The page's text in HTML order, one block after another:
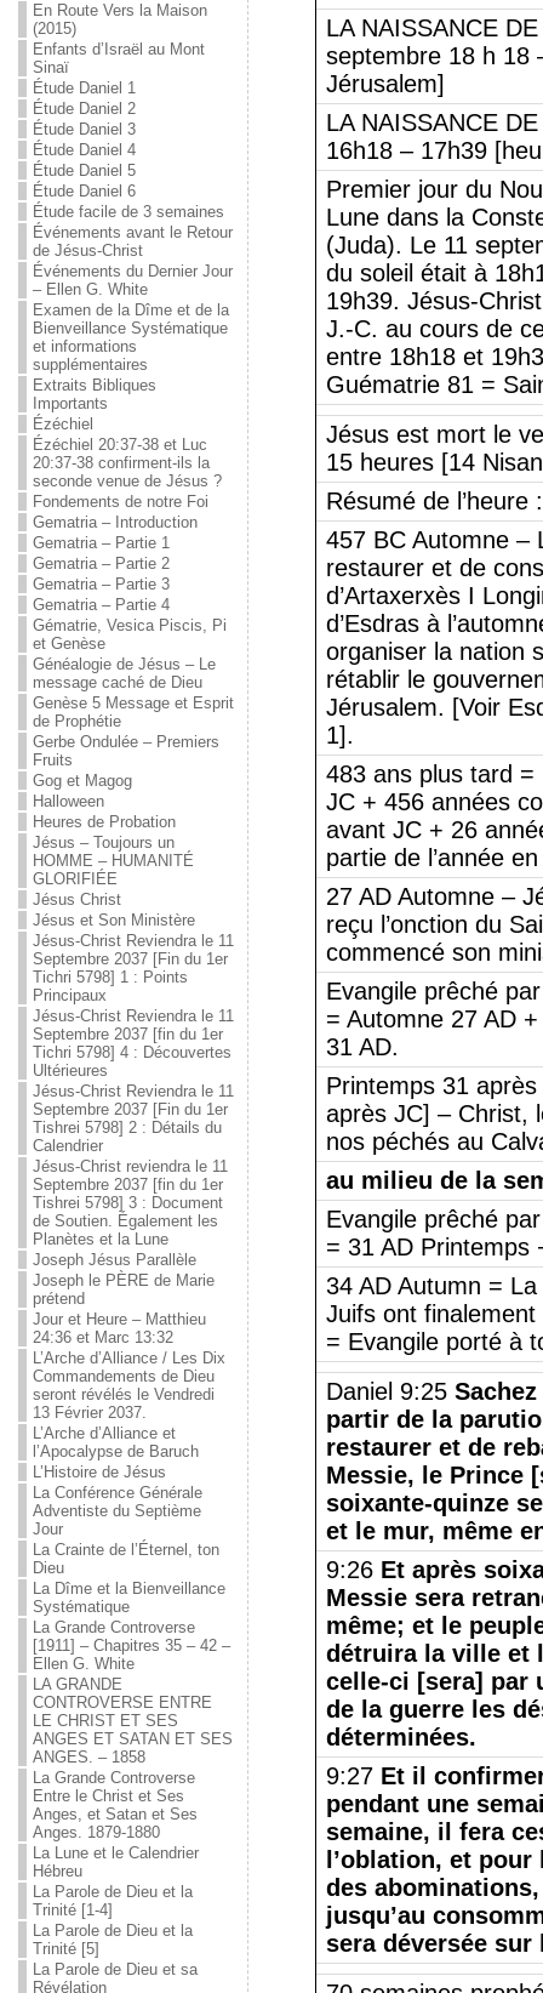
En Route Vers la Maison
(2015)
Enfants d’Israël au Mont
Sinaï
Étude Daniel 1
Étude Daniel 2
Étude Daniel 3
Étude Daniel 4
Étude Daniel 5
Étude Daniel 6
Étude facile de 3 semaines
Événements avant le Retour
de Jésus-Christ
Événements du Dernier Jour
– Ellen G. White
Examen de la Dîme et de la
Bienveillance Systématique
et informations
supplémentaires
Extraits Bibliques
Importants
Ézéchiel
Ézéchiel 20:37-38 et Luc
20:37-38 confirment-ils la
seconde venue de Jésus ?
Fondements de notre Foi
Gematria – Introduction
Gematria – Partie 1
Gematria – Partie 2
Gematria – Partie 3
Gematria – Partie 4
Gématrie, Vesica Piscis, Pi
et Genèse
Généalogie de Jésus – Le
message caché de Dieu
Genèse 5 Message et Esprit
de Prophétie
Gerbe Ondulée – Premiers
Fruits
Gog et Magog
Halloween
Heures de Probation
Jésus – Toujours un
HOMME – HUMANITÉ
GLORIFIÉE
Jésus Christ
Jésus et Son Ministère
Jésus-Christ Reviendra le 11
Septembre 2037 [Fin du 1er
Tichri 5798] 1 : Points
Principaux
Jésus-Christ Reviendra le 11
Septembre 2037 [fin du 1er
Tichri 5798] 4 : Découvertes
Ultérieures
Jésus-Christ Reviendra le 11
Septembre 2037 [Fin du 1er
Tishrei 5798] 2 : Détails du
Calendrier
Jésus-Christ reviendra le 11
Septembre 2037 [fin du 1er
Tishrei 5798] 3 : Document
de Soutien. Également les
Planètes et la Lune
Joseph Jésus Parallèle
Joseph le PÈRE de Marie
prétend
Jour et Heure – Matthieu
24:36 et Marc 13:32
L’Arche d’Alliance / Les Dix
Commandements de Dieu
seront révélés le Vendredi
13 Février 2037.
L’Arche d’Alliance et
l’Apocalypse de Baruch
L’Histoire de Jésus
La Conférence Générale
Adventiste du Septième
Jour
La Crainte de l’Éternel, ton
Dieu
La Dîme et la Bienveillance
Systématique
La Grande Controverse
[1911] – Chapitres 35 – 42 –
Ellen G. White
LA GRANDE
CONTROVERSE ENTRE
LE CHRIST ET SES
ANGES ET SATAN ET SES
ANGES. – 1858
La Grande Controverse
Entre le Christ et Ses
Anges, et Satan et Ses
Anges. 1879-1880
La Lune et le Calendrier
Hébreu
La Parole de Dieu et la
Trinité [1-4]
La Parole de Dieu et la
Trinité [5]
La Parole de Dieu et sa
Révélation
LA NAISSANCE
septembre 18 h 18
Jérusalem]
LA NAISSANCE
16h18 – 17h39
Premier jour du
Lune dans la
(Juda). Le 11
du soleil était à
19h39. Jésus-
J.-C. au cours de
entre 18h18 et
Guématrie 81 =
Jésus est mort le
15 heures [14
Résumé de l’heure :
457 BC Automne –
restaurer et de
d’Artaxerxès I
d’Esdras à
organiser la nation
rétablir le
Jérusalem. [Voir
1].
483 ans plus tard =
JC + 456 années
avant JC + 26
partie de l’année
27 AD Automne –
reçu l’onction du
commencé son
Evangile prêché
= Automne 27 AD
31 AD.
Printemps 31
après JC] – Christ,
nos péchés au
au milieu de la
Evangile prêché
= 31 AD
34 AD Autumn = La
Juifs ont finalement
= Evangile porté à
Daniel 9:25
partir de la
restaurer et de
Messie, le Prince
soixante-quinze
et le mur, même
9:26 Et après
Messie sera
même; et le
détruira la ville et
celle-ci [sera] par
de la guerre les
déterminées.
9:27 Et il
pendant une
semaine, il fera
l’oblation, et
des
jusqu’au
sera déversée sur